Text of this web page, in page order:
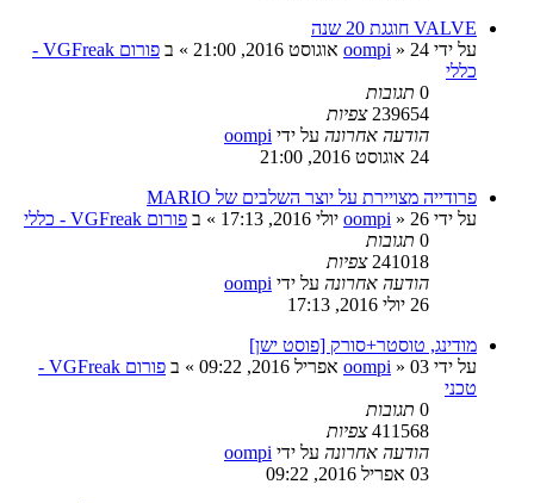
VALVE חוגגת 20 שנה
על ידי
oompi » 24 אוגוסט 2016, 21:00 » ב
פורום VGFreak -
כללי
0 תגובות
239654 צפיות
הודעה אחרונה על ידי oompi
24 אוגוסט 2016, 21:00
פרודייה מצויירת על יוצר השלבים של MARIO
על ידי
oompi » 26 יולי 2016, 17:13 » ב פורום VGFreak - כללי
0 תגובות
241018 צפיות
הודעה אחרונה על ידי oompi
26 יולי 2016, 17:13
מודינג, טוסטר+סורק [פוסט ישן]
על ידי
oompi » 03 אפריל 2016, 09:22 » ב
פורום VGFreak -
טכני
0 תגובות
411568 צפיות
הודעה אחרונה על ידי oompi
03 אפריל 2016, 09:22